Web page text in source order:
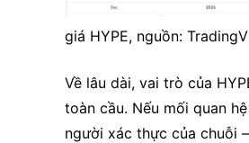
giá HYPE, nguồn:
Về lâu dài, vai trò của
toàn cầu. Nếu mối quan
người xác thực của chuỗi